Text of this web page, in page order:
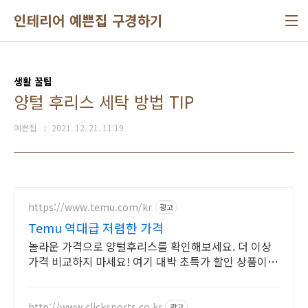
인테리어 예쁜집 구경하기
생활 꿀팁
양털 후리스 세탁 방법 TIP
예쁜집 2021. 12. 21. 11:19
https://www.temu.com/kr 광고
Temu 역대급 저렴한 가격
놀라운 가격으로 양털후리스를 확인해보세요. 더 이상
가격 비교하지 마세요! 여기 대박 초특가 할인 상품이